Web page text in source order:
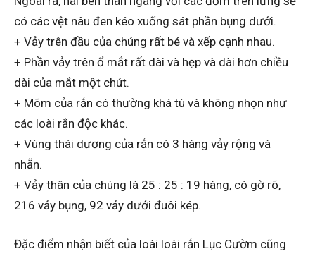
có các vệt nâu đen kéo xuống sát phần bụng dưới.
+ Vảy trên đầu của chúng rất bé và xếp cạnh nhau.
+ Phần vảy trên ổ mắt rất dài và hẹp và dài hơn chiều
dài của mắt một chút.
+ Mõm của rắn có thường khá tù và không nhọn như
các loài rắn độc khác.
+ Vùng thái dương của rắn có 3 hàng vảy rộng và
nhẵn.
+ Vảy thân của chúng là 25 : 25 : 19 hàng, có gờ rõ,
216 vảy bụng, 92 vảy dưới đuôi kép.
Đặc điểm nhận biết của loài loài rắn Lục Cườm cũng